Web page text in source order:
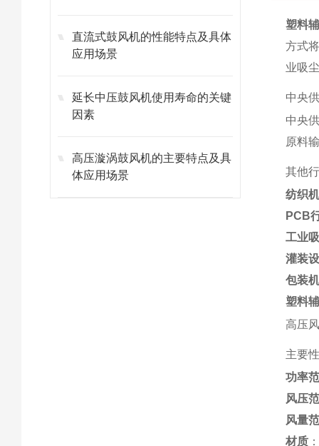
直流式鼓风机的性能特点及具体
应用场景
延长中压鼓风机使用寿命的关键
因素
高压漩涡鼓风机的主要特点及具
体应用场景
塑料
方式
业吸
中央
中央
原料
其他
纺织
PCB
工业
灌装
包装
塑料
高压
主要
功率
风压
风量
材质